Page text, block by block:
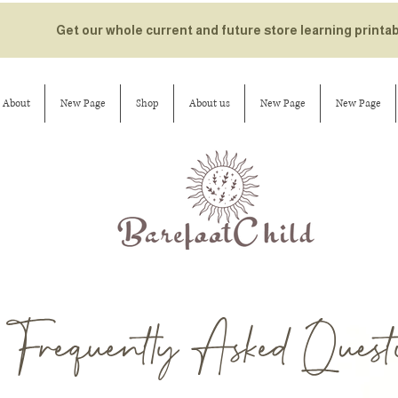
Get our whole current and future store learning
About New Page Shop About us New Page New Page